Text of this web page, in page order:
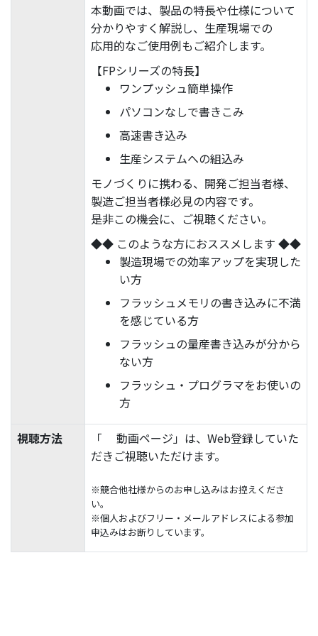
本動画では、製品の特長や仕様について
分かりやすく解説し、生産現場での
応用的なご使用例もご紹介します。
【FPシリーズの特長】
ワンプッシュ簡単操作
パソコンなしで書きこみ
高速書き込み
生産システムへの組込み
モノづくりに携わる、開発ご担当者様、
製造ご担当者様必見の内容です。
是非この機会に、ご視聴ください。
◆◆ このような方におススメします ◆◆
製造現場での効率アップを実現した
い方
フラッシュメモリの書き込みに不満
を感じている方
フラッシュの量産書き込みが分から
ない方
フラッシュ・プログラマをお使いの
方
視聴方法 「
動画ページ」は、Web登録していた
だきご視聴いただけます。
※競合他社様からのお申し込みはお控えくださ
い。
※個人およびフリー・メールアドレスによる参加
申込みはお断りしています。